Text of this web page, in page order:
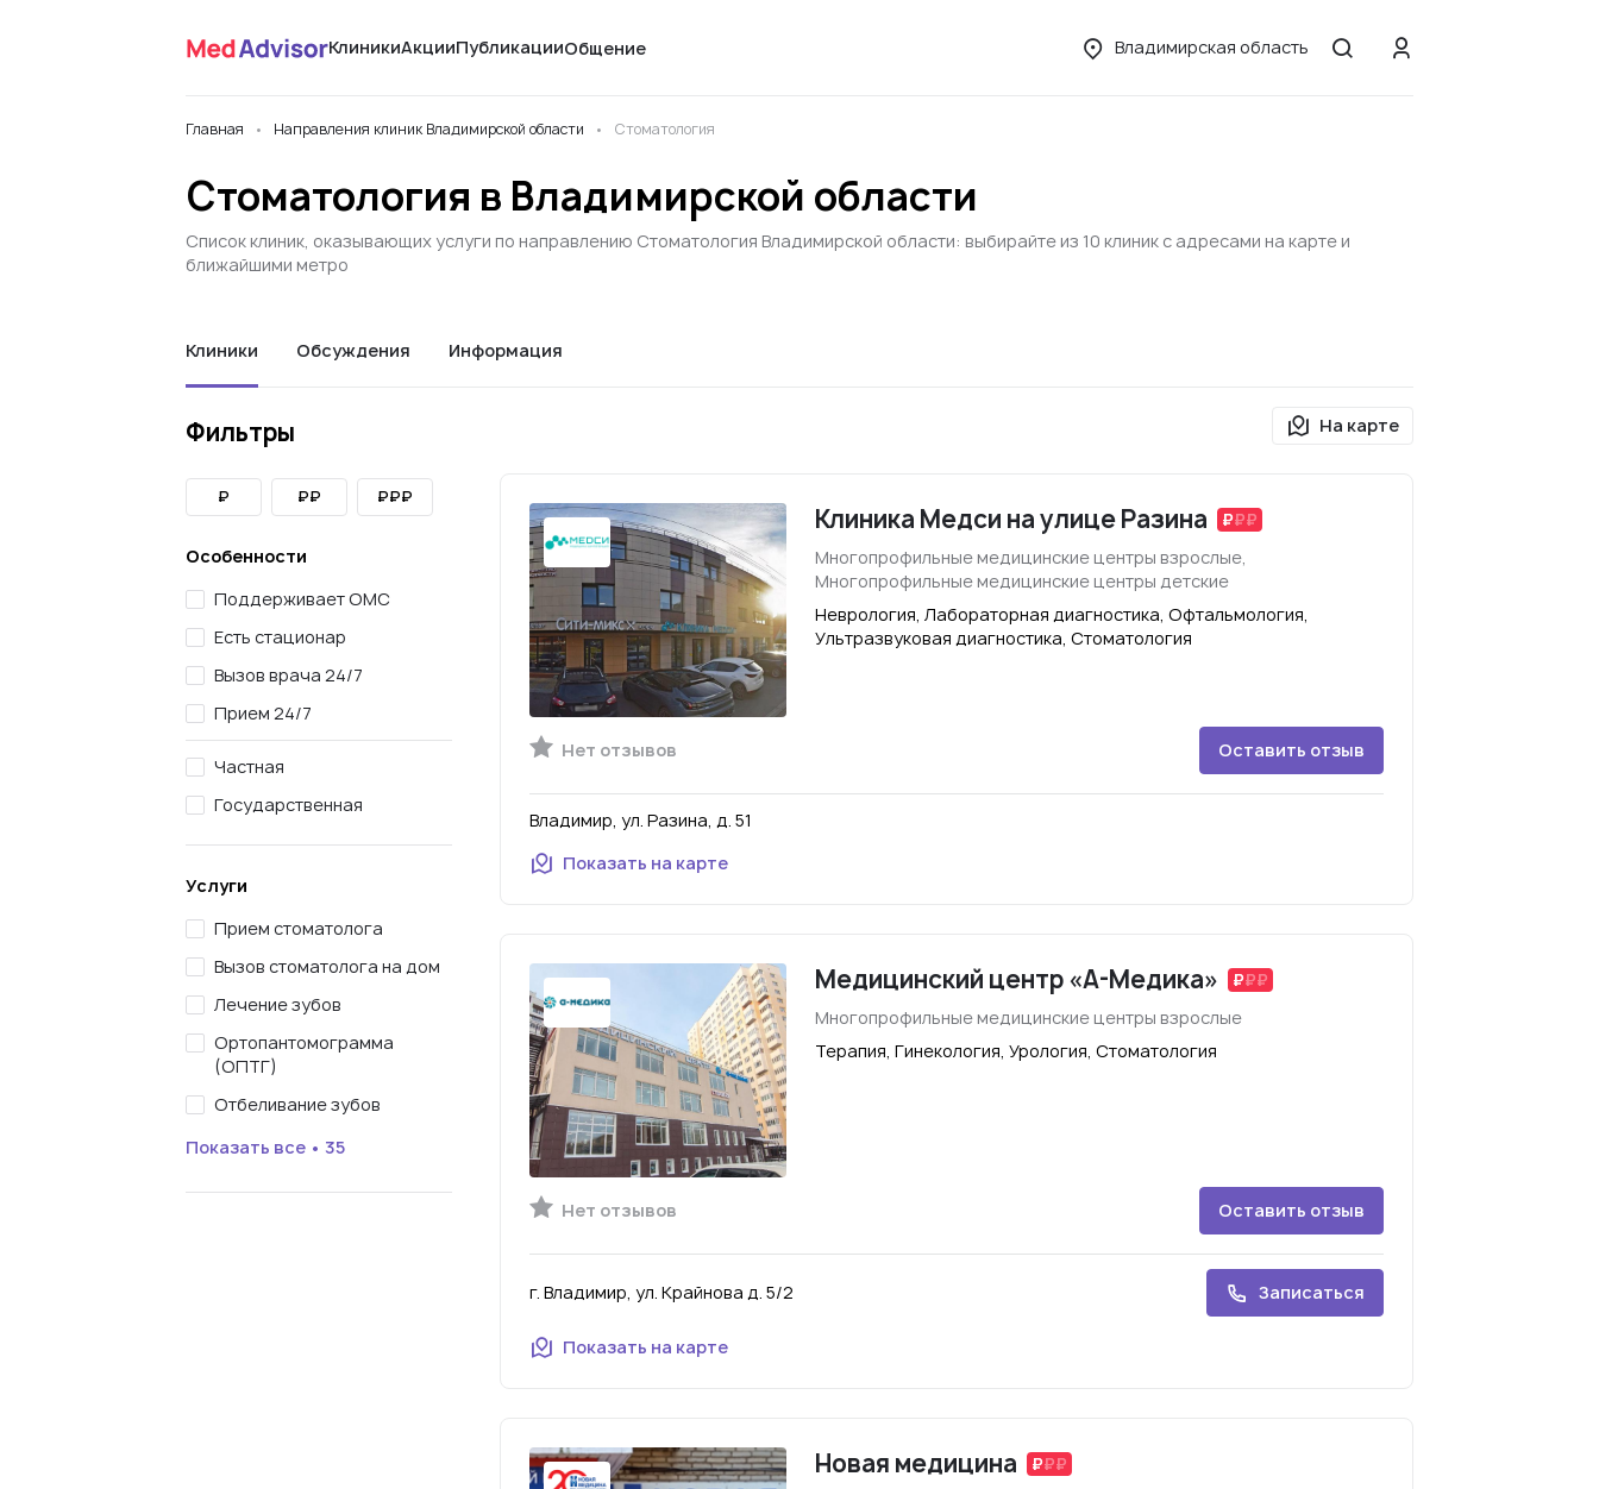
КлиникиАкцииПубликацииОбщение Владимирская область
Главная Направления клиник Владимирской области Стоматология
Стоматология в Владимирской области
Список клиник, оказывающих услуги по направлению Стоматология Владимирской области: выбирайте из 10 клиник с адресами на карте и
ближайшими метро
Клиники Обсуждения Информация
Фильтры
₽ ₽₽ ₽₽₽
Особенности
Поддерживает ОМС
Есть стационар
Вызов врача 24/7
Прием 24/7
Частная
Государственная
Услуги
Прием стоматолога
Вызов стоматолога на дом
Лечение зубов
Ортопантомограмма
(ОПТГ)
Отбеливание зубов
Показать все • 35
На карте
Клиника Медси на улице Разина
Многопрофильные медицинские центры взрослые,
Многопрофильные медицинские центры детские
Неврология, Лабораторная диагностика, Офтальмология,
Ультразвуковая диагностика, Стоматология
Нет отзывов Оставить отзыв
Владимир, ул. Разина, д. 51
Показать на карте
Медицинский центр «А-Медика»
Многопрофильные медицинские центры взрослые
Терапия, Гинекология, Урология, Стоматология
Нет отзывов Оставить отзыв
г. Владимир, ул. Крайнова д. 5/2 Записаться
Показать на карте
Новая медицина